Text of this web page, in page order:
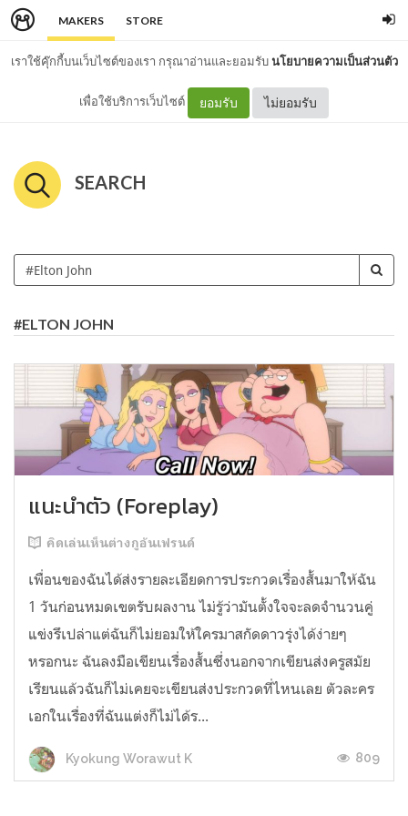
MAKERS STORE
เราใช้คุ๊กกี้บนเว็บไซต์ของเรา กรุณาอ่านและยอมรับนโยบายความเป็นส่วนตัว
เพื่อใช้บริการเว็บไซต์ ยอมรับ ไม่ยอมรับ
SEARCH
#ELTON JOHN
แนะนำตัว (Foreplay)
คิดเล่นเห็นต่างกูอันเฟรนด์
เพื่อนของฉันได้ส่งรายละเอียดการประกวดเรื่องสั้นมาให้ฉัน
1 วันก่อนหมดเขตรับผลงาน ไม่รู้ว่ามันตั้งใจจะลดจำนวนคู่
แข่งรึเปล่าแต่ฉันก็ไม่ยอมให้ใครมาสกัดดาวรุ่งได้ง่ายๆ
หรอกนะ ฉันลงมือเขียนเรื่องสั้นซึ่งนอกจากเขียนส่งครูสมัย
เรียนแล้วฉันก็ไม่เคยจะเขียนส่งประกวดที่ไหนเลย ตัวละคร
เอกในเรื่องที่ฉันแต่งก็ไม่ได้ร...
Kyokung Worawut K 809